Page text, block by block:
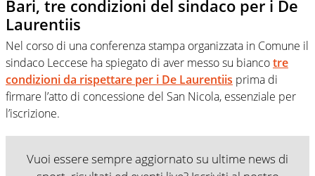
Bari, tre condizioni del sindaco per i De
Laurentiis
Nel corso di una conferenza stampa organizzata in Comune il
sindaco Leccese ha spiegato di aver messo su biancotre
condizioni da rispettare per i De Laurentiis prima di
firmare l’atto di concessione del San Nicola, essenziale per
l’iscrizione.
Vuoi essere sempre aggiornato su ultime news di